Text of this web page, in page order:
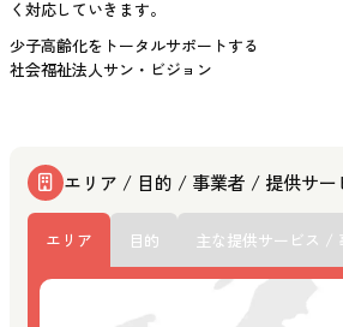
く対応していきます。
少子高齢化をトータルサポートする
社会福祉法人サン・ビジョン
エリア / 目的 / 事業者 / 提供サー
エリア 目的 主な提供サービス /